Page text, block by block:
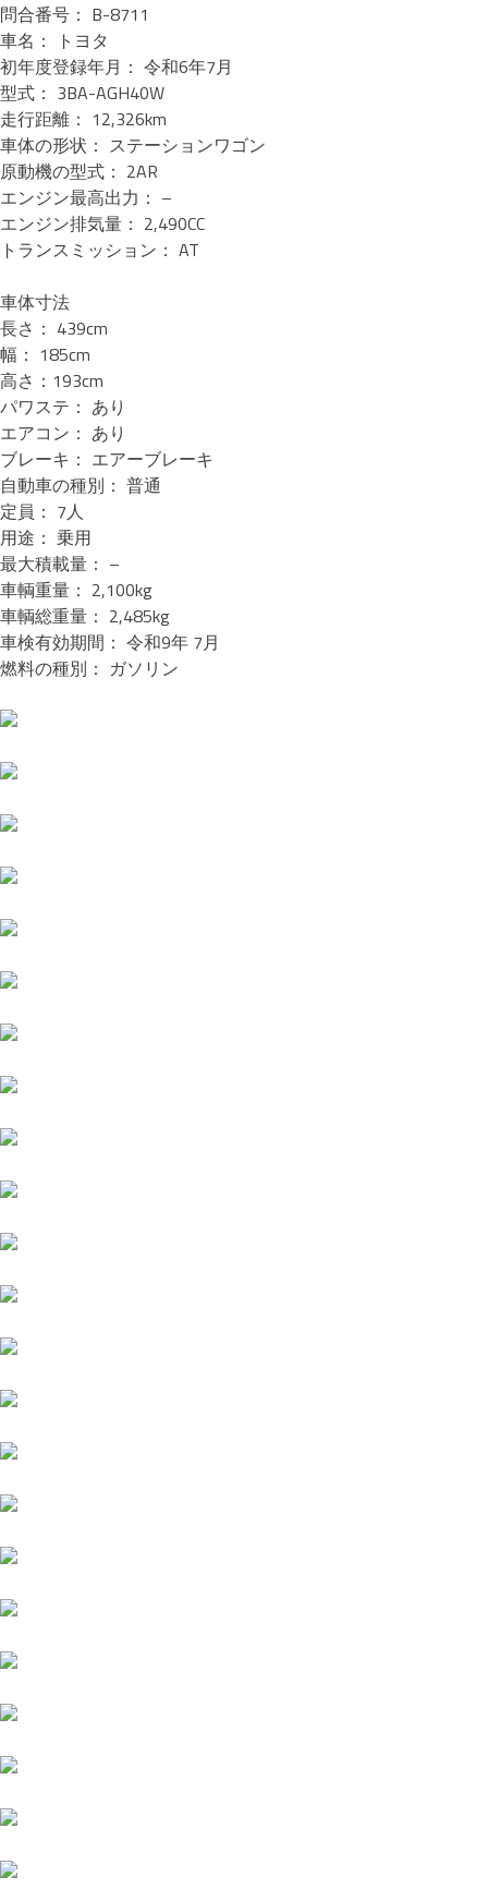
問合番号： B-8711
車名： トヨタ
初年度登録年月： 令和6年7月
型式： 3BA-AGH40W
走行距離： 12,326km
車体の形状： ステーションワゴン
原動機の型式： 2AR
エンジン最高出力： –
エンジン排気量： 2,490CC
トランスミッション： AT
車体寸法
長さ： 439cm
幅： 185cm
高さ：193cm
パワステ： あり
エアコン： あり
ブレーキ： エアーブレーキ
自動車の種別： 普通
定員： 7人
用途： 乗用
最大積載量： –
車輌重量： 2,100kg
車輌総重量： 2,485kg
車検有効期間： 令和9年 7月
燃料の種別： ガソリン